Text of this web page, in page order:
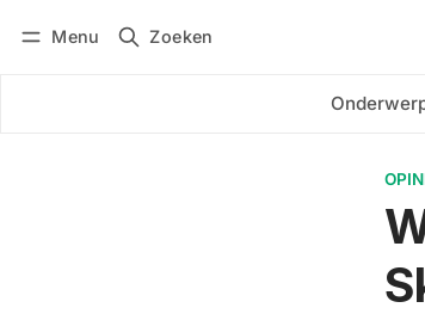
Menu Zoeken